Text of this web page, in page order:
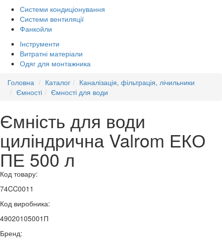
Системи кондиціонування
Системи вентиляції
Фанкойли
Інструменти
Витратні матеріали
Одяг для монтажника
Головна
Каталог
Каналізація, фільтрація, лічильники
Ємності
Ємності для води
Ємність для води
циліндрична Valrom ЕКО
ПЕ 500 л
Код товару:
74CC0011
Код виробника:
49020105001П
Бренд: